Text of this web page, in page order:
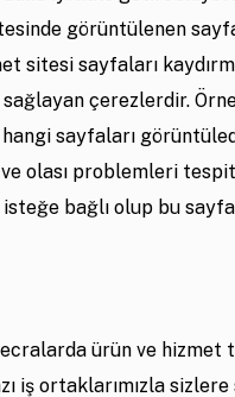
görüntülenen
sitesi sayfaları
çerezlerdir.
sayfaları
ve olası problemleri tespit
bağlı olup bu
ürün ve hizmet
iş ortaklarımızla